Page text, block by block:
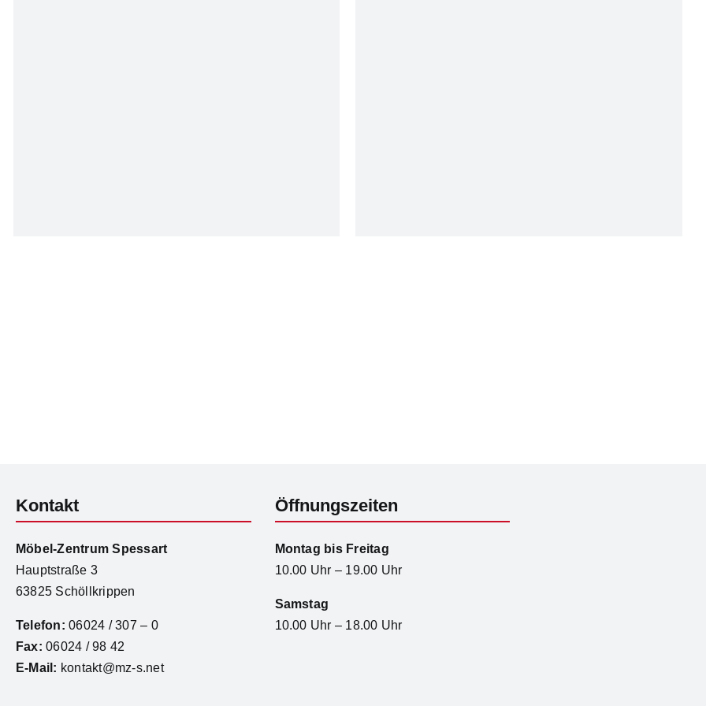
Kontakt
Möbel-Zentrum Spessart
Hauptstraße 3
63825 Schöllkrippen
Telefon: 06024 / 307 – 0
Fax: 06024 / 98 42
E-Mail: kontakt@mz-s.net
Öffnungszeiten
Montag bis Freitag
10.00 Uhr – 19.00 Uhr
Samstag
10.00 Uhr – 18.00 Uhr